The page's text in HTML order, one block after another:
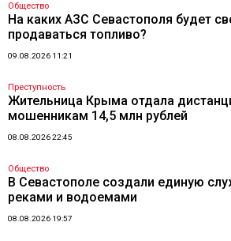
Общество
На каких АЗС Севастополя будет
продаваться топливо?
09.08.2026 11:21
Преступность
Жительница Крыма отдала
мошенникам 14,5 млн рублей
08.08.2026 22:45
Общество
В Севастополе создали единую
реками и водоемами
08.08.2026 19:57